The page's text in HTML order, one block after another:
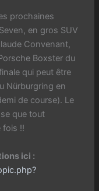
prochaines
en gros SUV
Convenant,
Boxster du
qui peut être
Nürburgring en
de course). Le
que tout
fois !!
ici :